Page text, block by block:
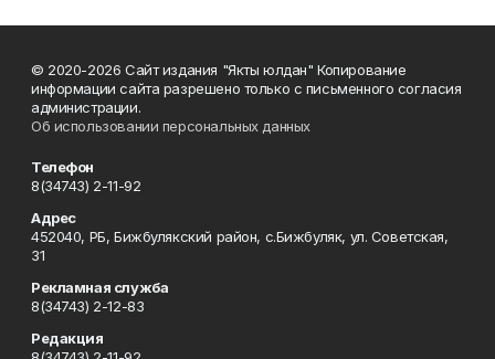
© 2020-2026 Сайт издания "Якты юлдан" Копирование
информации сайта разрешено только с письменного согласия
администрации.
Об использовании персональных данных
Телефон
8(34743) 2-11-92
Адрес
452040, РБ, Бижбулякский район, с.Бижбуляк, ул. Советская,
31
Рекламная служба
8(34743) 2-12-83
Редакция